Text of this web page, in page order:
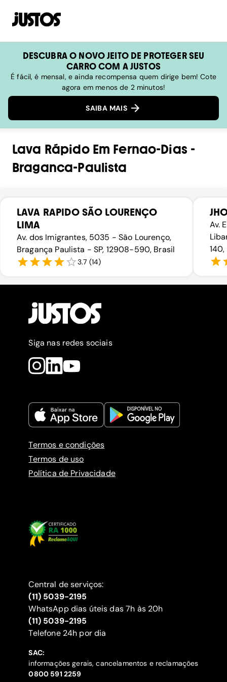
DESCUBRA O NOVO JEITO DE PROTEGER SEU
CARRO COM A JUSTOS
É fácil, é mensal, e ainda recompensa quem dirige bem! Cote
agora em menos de 2 minutos!
SAIBA MAIS
Lava RápidoEm Fernao-Dias -
Braganca-Paulista
LAVA RAPIDO SÃO LOURENÇO
LIMA
Av. dos Imigrantes, 5035 - São Lourenço,
Bragança Paulista - SP, 12908-590, Brasil
3.7 (14)
Av.
Siga nas redes sociais
Termos e condições
Termos de uso
Política de Privacidade
Central de serviços:
(11) 5039-2195
WhatsApp dias úteis das 7h às 20h
(11) 5039-2195
‍Telefone 24h por dia
SAC:
informações gerais, cancelamentos e reclamações
‍0800 591 2259